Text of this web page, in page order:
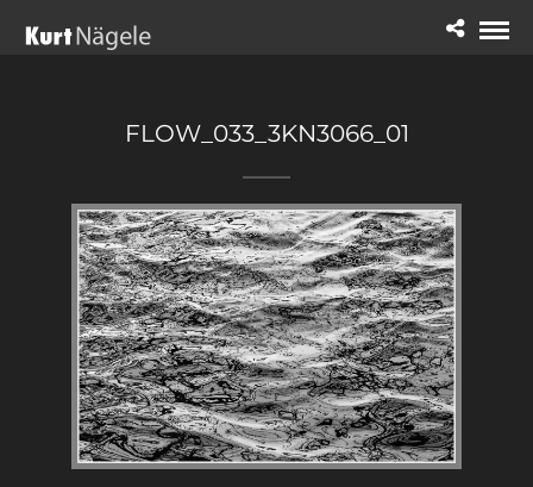
FLOW_033_3KN3066_01